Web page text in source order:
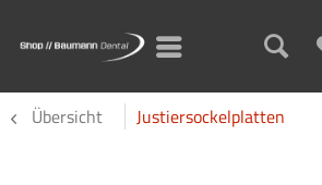
Übersicht Justiersockelplatten